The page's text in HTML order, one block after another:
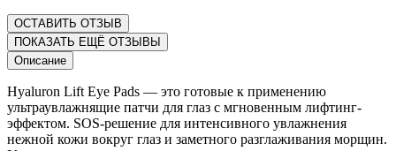
ОСТАВИТЬ ОТЗЫВ
ПОКАЗАТЬ ЕЩЁ ОТЗЫВЫ
Описание
Hyaluron Lift Eye Pads ― это готовые к применению
ультраувлажнящие патчи для глаз с мгновенным лифтинг-
эффектом. SOS-решение для интенсивного увлажнения
нежной кожи вокруг глаз и заметного разглаживания морщин.